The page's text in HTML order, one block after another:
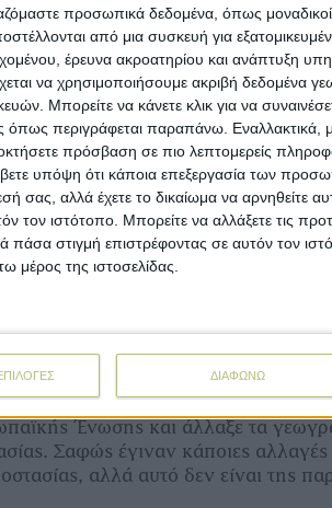
προσωπικά δεδομένα, όπως
από μια συσκευή για
έρευνα ακροατηρίου και ανάπτυξη
να χρησιμοποιήσουμε ακριβή δεδομένα
Μπορείτε να κάνετε κλικ για να
περιγράφεται παραπάνω. Εναλλακτικά,
πρόσβαση σε πιο λεπτομερείς
υπόψη ότι κάποια επεξεργασία των
σας, αλλά έχετε το δικαίωμα να αρνηθείτε
τον ιστότοπο. Μπορείτε να αλλάξετε τις
στιγμή επιστρέφοντας σε αυτόν τον
μέρος της ιστοσελίδας.
ΔΙΑΦΩΝΩ
σαν εμφανίστηκε η πανώλη
όντως τέτοια εθνική νομοθεσία, η
(και υγειονομική θανάτωση
από κρούσμα (Προστασίας)
από κρούσμα (Επιτήρησης)
(Περαιτέρω απαγορευμένες
υπήρχε καθολική απαγόρευση
ζώνη, δεν απαγορευόταν η
στις Κτηνιατρικές
του 2025, η Ελλάδα
Ένωσης και άλλαξε τα
Σαφώς έγιναν κάποιες αλλαγές
αλλά αυτό δεν είναι της